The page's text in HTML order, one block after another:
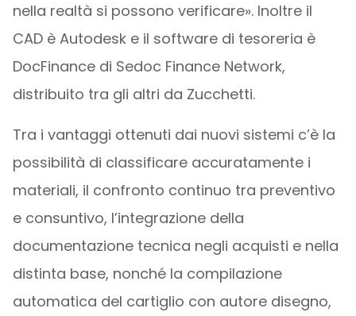
nella realtà si possono verificare». Inoltre il
CAD è Autodesk e il software di tesoreria è
DocFinance di Sedoc Finance Network,
distribuito tra gli altri da Zucchetti.
Tra i vantaggi ottenuti dai nuovi sistemi c’è la
possibilità di classificare accuratamente i
materiali, il confronto continuo tra preventivo
e consuntivo, l’integrazione della
documentazione tecnica negli acquisti e nella
distinta base, nonché la compilazione
automatica del cartiglio con autore disegno,